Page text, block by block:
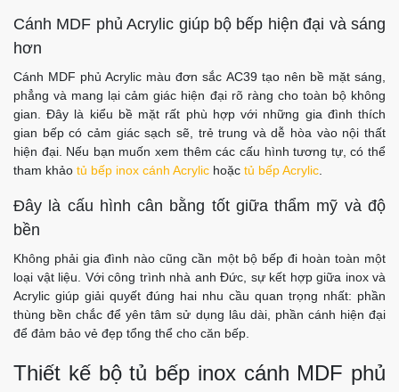
Cánh MDF phủ Acrylic giúp bộ bếp hiện đại và sáng
hơn
Cánh MDF phủ Acrylic màu đơn sắc AC39 tạo nên bề mặt sáng,
phẳng và mang lại cảm giác hiện đại rõ ràng cho toàn bộ không
gian. Đây là kiểu bề mặt rất phù hợp với những gia đình thích
gian bếp có cảm giác sạch sẽ, trẻ trung và dễ hòa vào nội thất
hiện đại. Nếu bạn muốn xem thêm các cấu hình tương tự, có thể
tham khảo tủ bếp inox cánh Acrylic hoặc tủ bếp Acrylic
Đây là cấu hình cân bằng tốt giữa thẩm mỹ và độ
bền
Không phải gia đình nào cũng cần một bộ bếp đi hoàn toàn một
loại vật liệu. Với công trình nhà anh Đức, sự kết hợp giữa inox và
Acrylic giúp giải quyết đúng hai nhu cầu quan trọng nhất: phần
thùng bền chắc để yên tâm sử dụng lâu dài, phần cánh hiện đại
để đảm bảo vẻ đẹp tổng thể cho căn bếp.
Thiết kế bộ tủ bếp inox cánh MDF phủ